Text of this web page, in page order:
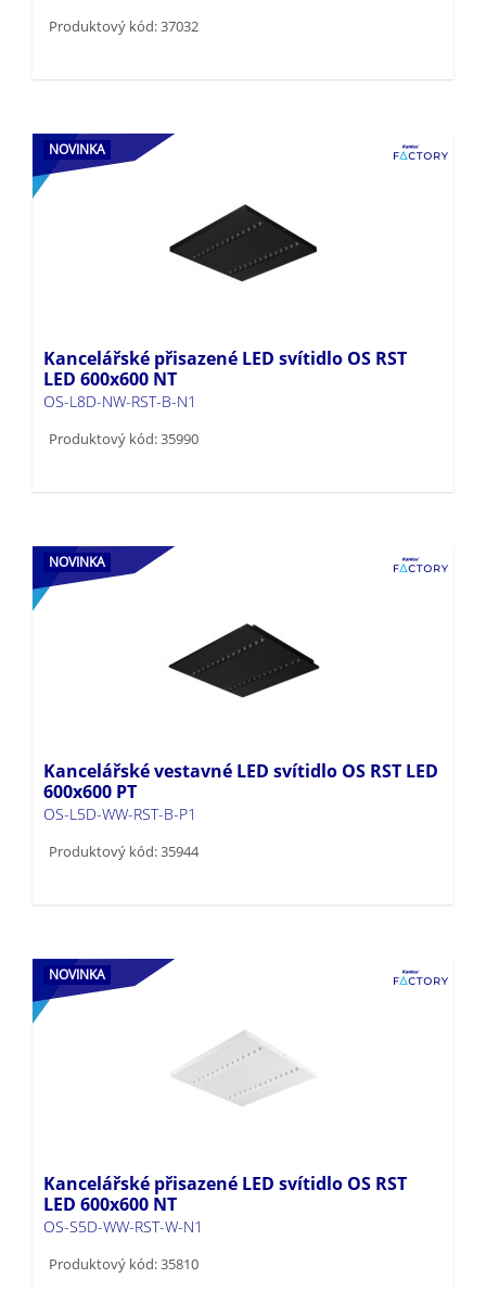
Produktový kód: 37032
NOVINKA
Kancelářské přisazené LED svítidlo OS RST
LED 600x600 NT
OS-L8D-NW-RST-B-N1
Produktový kód: 35990
NOVINKA
Kancelářské vestavné LED svítidlo OS RST LED
600x600 PT
OS-L5D-WW-RST-B-P1
Produktový kód: 35944
NOVINKA
Kancelářské přisazené LED svítidlo OS RST
LED 600x600 NT
OS-S5D-WW-RST-W-N1
Produktový kód: 35810